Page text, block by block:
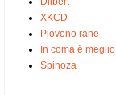
XKCD
Piovono rane
In coma è meglio
Spinoza